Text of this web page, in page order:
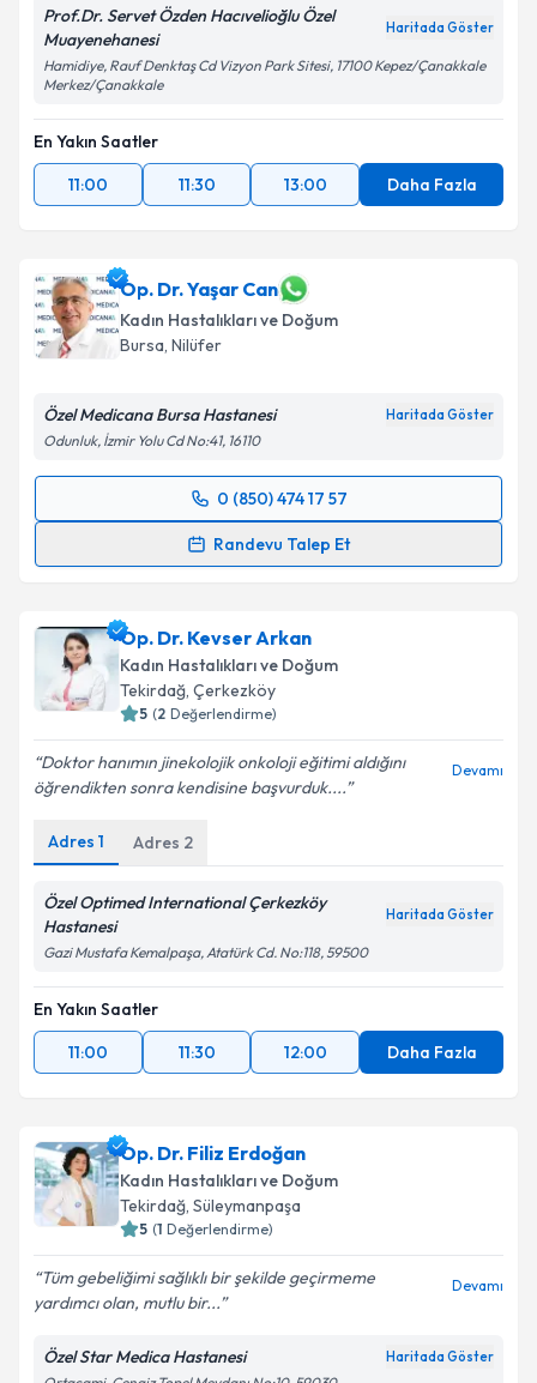
Prof.Dr. Servet Özden Hacıvelioğlu Özel
Muayenehanesi
Haritada Göster
Hamidiye, Rauf Denktaş Cd Vizyon Park Sitesi, 17100 Kepez/Çanakkale
Merkez/Çanakkale
En Yakın Saatler
11:00
11:30 13:00 Daha Fazla
Op. Dr. Yaşar Can
Kadın Hastalıkları ve Doğum
Bursa, Nilüfer
Özel Medicana Bursa Hastanesi Haritada Göster
Odunluk, İzmir Yolu Cd No:41, 16110
0 (850) 474 17 57
Randevu Talep Et
Randevu Takvimi Talebi
takvim hazırlandığında e-posta ile bilgilendireceğiz.
E-posta Adresiniz
Kişisel verilerimin işlenmesine ilişkin
kapsamda işlenmesini kabul ediyorum.
Takvim Talebini Gönder
Op. Dr. Kevser Arkan
Kadın Hastalıkları ve Doğum
Tekirdağ, Çerkezköy
5 (2 Değerlendirme)
Doktor hanımın jinekolojik onkoloji eğitimi aldığını
öğrendikten sonra kendisine başvurduk....
Devamı
Adres 1 Adres 2
Özel Optimed International Çerkezköy
Hastanesi
Haritada Göster
Gazi Mustafa Kemalpaşa, Atatürk Cd. No:118, 59500
En Yakın Saatler
11:00
11:30 12:00 Daha Fazla
Op. Dr. Filiz Erdoğan
Kadın Hastalıkları ve Doğum
Tekirdağ, Süleymanpaşa
5 (1 Değerlendirme)
Tüm gebeliğimi sağlıklı bir şekilde geçirmeme
yardımcı olan, mutlu bir...
Devamı
Özel Star Medica Hastanesi Haritada Göster